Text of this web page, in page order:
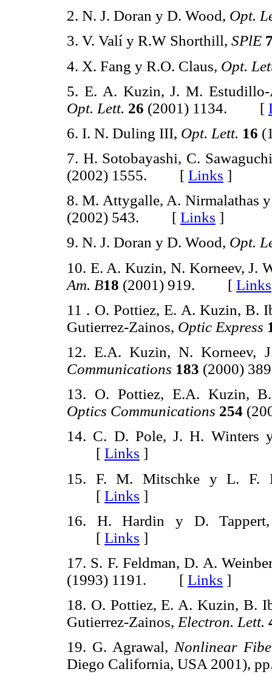
2. N. J. Doran y D. Wood, Opt.
3. V. Valí y R.W Shorthill, SPlE
4. X. Fang y R.O. Claus, Opt.
5. E. A. Kuzin, J. M. Estudillo-
Opt. Lett. 26 (2001) 1134. [
6. I. N. Duling III, Opt. Lett. 16
7. H. Sotobayashi, C.
(2002) 1555. [ Links ]
8. M. Attygalle, A. Nirmalathas
(2002) 543. [ Links ]
9. N. J. Doran y D. Wood, Opt.
10. E. A. Kuzin, N. Korneev, J.
Am. B18 (2001) 919. [ Links
11 . O. Pottiez, E. A. Kuzin, B.
Gutierrez-Zainos, Optic Express
12. E.A. Kuzin, N. Korneev,
Communications 183 (2000)
13. O. Pottiez, E.A. Kuzin, B.
Optics Communications 254
14. C. D. Pole, J. H. Winters
[ Links ]
15. F. M. Mitschke y L. F.
[ Links ]
16. H. Hardin y D.
[ Links ]
17. S. F. Feldman, D. A.
(1993) 1191. [ Links ]
18. O. Pottiez, E. A. Kuzin, B.
Gutierrez-Zainos, Electron. Lett.
19. G. Agrawal, Nonlinear
Diego California, USA